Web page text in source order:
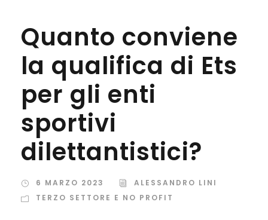
Quanto conviene
la qualifica di Ets
per gli enti
sportivi
dilettantistici?
6 MARZO 2023
ALESSANDRO LINI
TERZO SETTORE E NO PROFIT